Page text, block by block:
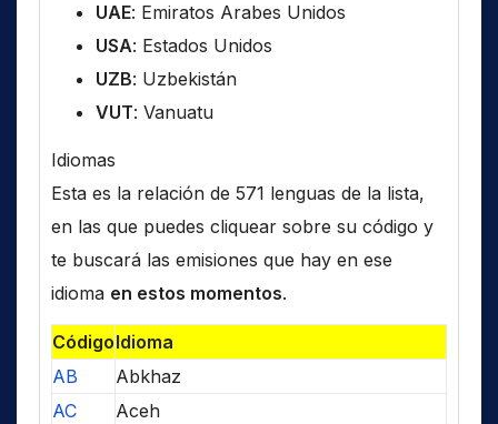
UAE: Emiratos Arabes Unidos
USA: Estados Unidos
UZB: Uzbekistán
VUT: Vanuatu
Idiomas
Esta es la relación de 571 lenguas de la lista,
en las que puedes cliquear sobre su código y
te buscará las emisiones que hay en ese
idioma en estos momentos.
CódigoIdioma
AB
Abkhaz
AC
Aceh